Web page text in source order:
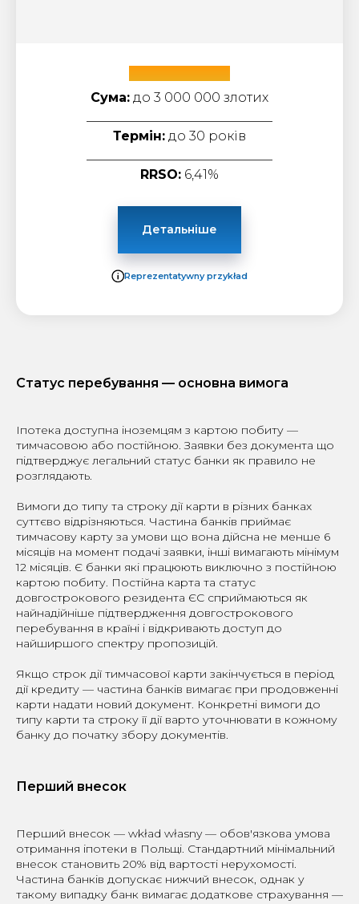
Сума: до 3 000 000 злотих
Термін: до 30 років
RRSO: 6,41%
Детальніше
Reprezentatywny przykład
Статус перебування — основна вимога
Іпотека доступна іноземцям з картою побиту —
тимчасовою або постійною. Заявки без документа що
підтверджує легальний статус банки як правило не
розглядають.
Вимоги до типу та строку дії карти в різних банках
суттєво відрізняються. Частина банків приймає
тимчасову карту за умови що вона дійсна не менше 6
місяців на момент подачі заявки, інші вимагають мінімум
12 місяців. Є банки які працюють виключно з постійною
картою побиту. Постійна карта та статус
довгострокового резидента ЄС сприймаються як
найнадійніше підтвердження довгострокового
перебування в країні і відкривають доступ до
найширшого спектру пропозицій.
Якщо строк дії тимчасової карти закінчується в період
дії кредиту — частина банків вимагає при продовженні
карти надати новий документ. Конкретні вимоги до
типу карти та строку її дії варто уточнювати в кожному
банку до початку збору документів.
Перший внесок
Перший внесок — wkład własny — обов'язкова умова
отримання іпотеки в Польщі. Стандартний мінімальний
внесок становить 20% від вартості нерухомості.
Частина банків допускає нижчий внесок, однак у
такому випадку банк вимагає додаткове страхування —